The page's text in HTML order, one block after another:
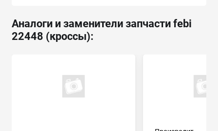
Аналоги и заменители запчасти febi
22448 (кроссы):